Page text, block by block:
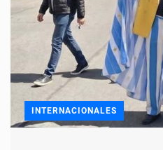
INTERNACIONALES